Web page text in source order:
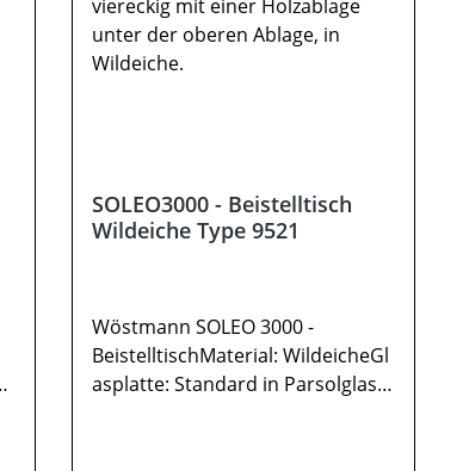
SOLEO3000 - Beistelltisch
Wildeiche Type 9521
Wöstmann SOLEO 3000 -
BeistelltischMaterial: WildeicheGl
asplatte: Standard in Parsolglas